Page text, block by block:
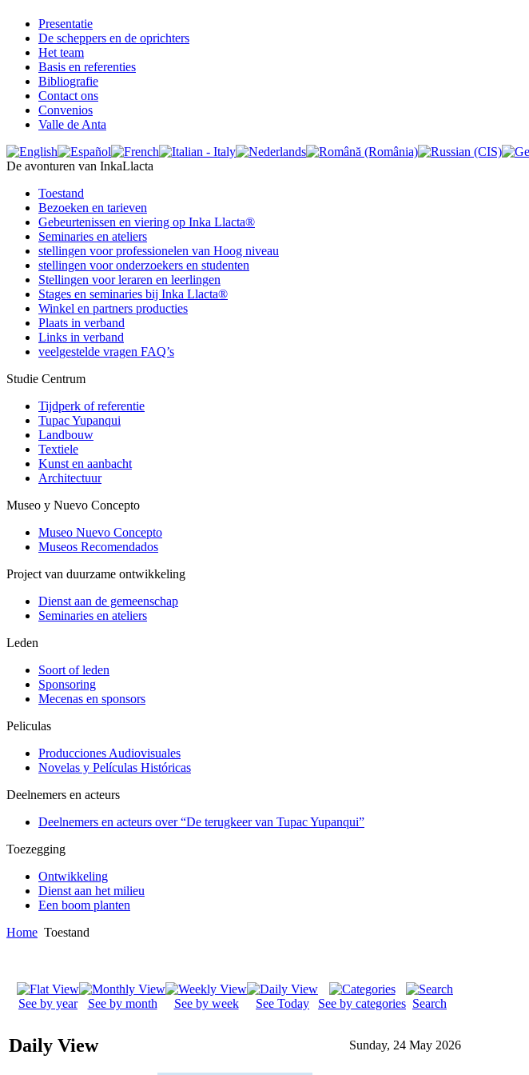
Presentatie
De scheppers en de oprichters
Het team
Basis en referenties
Bibliografie
Contact ons
Convenios
Valle de Anta
De avonturen van InkaLlacta
Toestand
Bezoeken en tarieven
Gebeurtenissen en viering op Inka Llacta®
Seminaries en ateliers
stellingen voor professionelen van Hoog niveau
stellingen voor onderzoekers en studenten
Stellingen voor leraren en leerlingen
Stages en seminaries bij Inka Llacta®
Winkel en partners producties
Plaats in verband
Links in verband
veelgestelde vragen FAQ’s
Studie Centrum
Tijdperk of referentie
Tupac Yupanqui
Landbouw
Textiele
Kunst en aanbacht
Architectuur
Museo y Nuevo Concepto
Museo Nuevo Concepto
Museos Recomendados
Project van duurzame ontwikkeling
Dienst aan de gemeenschap
Seminaries en ateliers
Leden
Soort of leden
Sponsoring
Mecenas en sponsors
Peliculas
Producciones Audiovisuales
Novelas y Películas Históricas
Deelnemers en acteurs
Deelnemers en acteurs over “De terugkeer van Tupac Yupanqui”
Toezegging
Ontwikkeling
Dienst aan het milieu
Een boom planten
Home Toestand
See by year See by month See by week See Today See by categories Search
Daily View Sunday, 24 May 2026